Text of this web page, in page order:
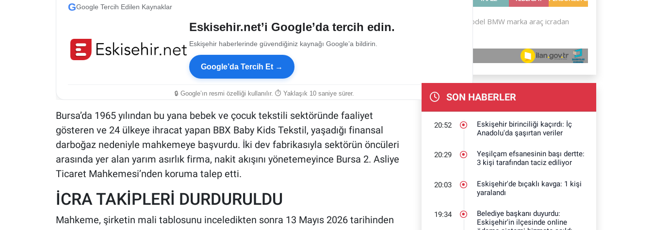
GGoogle Tercih Edilen Kaynaklar
Eskisehir.net’i Google’da tercih edin.
Eskişehir haberlerinde güvendiğiniz kaynağı Google’a bildirin.
Google’da Tercih Et →
🔒 Google’ın resmi özelliği kullanılır. ⏱ Yaklaşık 10 saniye sürer.
Bursa’da 1965 yılından bu yana bebek ve çocuk tekstili sektöründe faaliyet
gösteren ve 24 ülkeye ihracat yapan BBX Baby Kids Tekstil, yaşadığı finansal
darboğaz nedeniyle mahkemeye başvurdu. İki dev fabrikasıyla sektörün öncüleri
arasında yer alan yarım asırlık firma, nakit akışını yönetemeyince Bursa 2. Asliye
Ticaret Mahkemesi’nden koruma talep etti.
İCRA TAKİPLERİ DURDURULDU
Mahkeme, şirketin mali tablosunu inceledikten sonra 13 Mayıs 2026 tarihinden
SON HABERLER
20:52
Eskişehir birinciliği kaçırdı: İç
Anadolu'da şaşırtan veriler
20:29
Yeşilçam efsanesinin başı dertte:
3 kişi tarafından taciz ediliyor
20:03
Eskişehir'de bıçaklı kavga: 1 kişi
yaralandı
19:34
Belediye başkanı duyurdu:
Eskişehir'in ilçesinde online